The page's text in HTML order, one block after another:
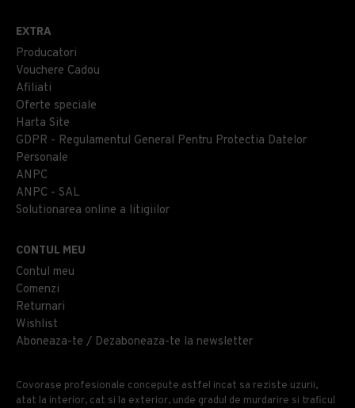
EXTRA
Producatori
Vouchere Cadou
Afiliati
Oferte speciale
Harta Site
GDPR - Regulamentul General Pentru Protectia Datelor
Personale
ANPC
ANPC - SAL
Solutionarea online a litigiilor
CONTUL MEU
Contul meu
Comenzi
Returnari
Wishlist
Aboneaza-te / Dezaboneaza-te la newsletter
Covorase profesionale concepute astfel incat sa reziste uzurii,
atat la interior, cat si la exterior, unde gradul de murdarire si traficul